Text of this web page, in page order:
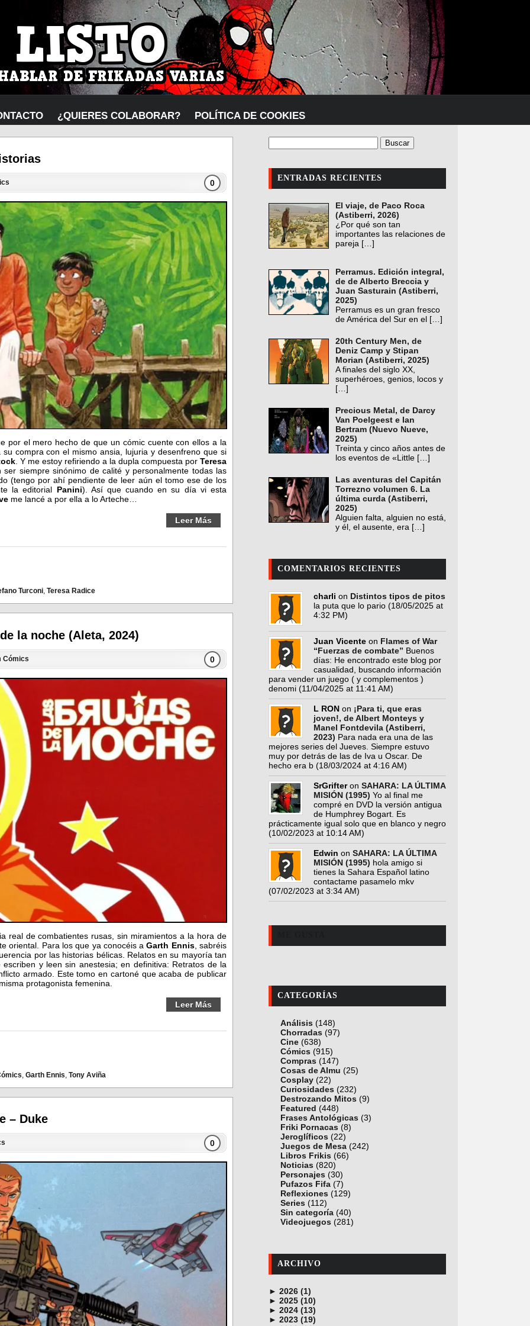
¿QUIERES COLABORAR? POLÍTICA DE COOKIES
0
por el mero hecho de que un cómic cuente con ellos a la
compra con el mismo ansia, lujuria y desenfreno que si
. Y me estoy refiriendo a la dupla compuesta porTeresa
ser siempre sinónimo de calité y personalmente todas las
(tengo por ahí pendiente de leer aún el tomo ese de los
la editorial Panini). Así que cuando en su día vi esta
me lancé a por ella a lo Arteche…
Leer Más
Turconi, Teresa Radice
la noche (Aleta, 2024)
Cómics 0
real de combatientes rusas, sin miramientos a la hora de
oriental. Para los que ya conocéis a Garth Ennis, sabréis
por las historias bélicas. Relatos en su mayoría tan
y leen sin anestesia; en definitiva: Retratos de la
armado. Este tomo en cartoné que acaba de publicar
protagonista femenina.
Leer Más
, Garth Ennis, Tony Aviña
– Duke
0
ENTRADAS RECIENTES
El viaje, de Paco Roca
(Astiberri, 2026)
¿Por qué son tan
importantes las relaciones de
pareja […]
Perramus. Edición integral,
de de Alberto Breccia y
Juan Sasturain (Astiberri,
2025)
Perramus es un gran fresco
de América del Sur en el […]
20th Century Men, de
Deniz Camp y Stipan
Morian (Astiberri, 2025)
A finales del siglo XX,
superhéroes, genios, locos y
[…]
Precious Metal, de Darcy
Van Poelgeest e Ian
Bertram (Nuevo Nueve,
2025)
Treinta y cinco años antes de
los eventos de «Little […]
Las aventuras del Capitán
Torrezno volumen 6. La
última curda (Astiberri,
2025)
Alguien falta, alguien no está,
y él, el ausente, era […]
COMENTARIOS RECIENTES
charli on Distintos tipos de pitos
la puta que lo pario (18/05/2025 at
4:32 PM)
Juan Vicente on Flames of War
“Fuerzas de combate” Buenos
días: He encontrado este blog por
casualidad, buscando información
para vender un juego ( y complementos )
denomi (11/04/2025 at 11:41 AM)
L RON on ¡Para ti, que eras
joven!, de Albert Monteys y
Manel Fontdevila (Astiberri,
2023) Para nada era una de las
mejores series del Jueves. Siempre estuvo
muy por detrás de las de Iva u Oscar. De
hecho era b (18/03/2024 at 4:16 AM)
SrGrifteron SAHARA: LA ÚLTIMA
MISIÓN (1995) Yo al final me
compré en DVD la versión antigua
de Humphrey Bogart. Es
prácticamente igual solo que en blanco y negro
(10/02/2023 at 10:14 AM)
Edwin on SAHARA: LA ÚLTIMA
MISIÓN (1995) hola amigo si
tienes la Sahara Español latino
contactame pasamelo mkv
(07/02/2023 at 3:34 AM)
CATEGORÍAS
Análisis (148)
Chorradas (97)
Cine (638)
Cómics (915)
Compras (147)
Cosas de Almu (25)
Cosplay (22)
Curiosidades (232)
Destrozando Mitos (9)
Featured (448)
Frases Antológicas (3)
Friki Pornacas (8)
Jeroglíficos (22)
Juegos de Mesa (242)
Libros Frikis (66)
Noticias (820)
Personajes (30)
Pufazos Fifa (7)
Reflexiones (129)
Series (112)
Sin categoría (40)
Videojuegos (281)
ARCHIVO
► 2026 (1)
junio (1)
► 2025 (10)
noviembre (1)
octubre (1)
► 2024 (13)
diciembre (4)
► 2023 (19)